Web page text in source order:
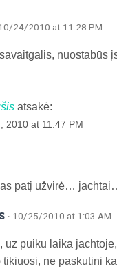
24/2010 at 11:28 PM
nuostabūs
atsakė:
2010 at 11:47 PM
patį užvirė…
· 10/25/2010 at 1:03 AM
uz puiku laika
tikiuosi, ne paskutini